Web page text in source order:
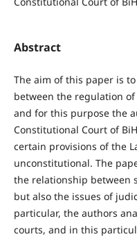
Abstract
The aim of this paper is
between the regulation
and for this purpose the
Constitutional Court of
certain provisions of the
unconstitutional. The
the relationship between
but also the issues of
particular, the authors
courts, and in this